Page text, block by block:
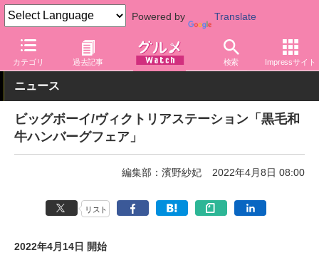
Powered by Translate
カテゴリ 過去記事 検索 Impressサイト
グルメ Watch 店舗 レストラン ビッグボーイ
ニュース
ビッグボーイ/ヴィクトリアステーション「黒毛和
牛ハンバーグフェア」
編集部：濱野紗妃 2022年4月8日 08:00
リスト
2022年4月14日 開始